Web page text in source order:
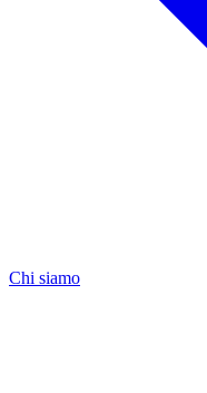
Chi siamo